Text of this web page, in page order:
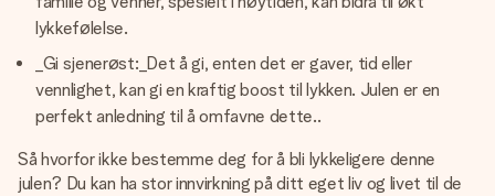
lykkefølelse.
_Gi sjenerøst:_Det å gi, enten det er gaver, tid eller
vennlighet, kan gi en kraftig boost til lykken. Julen er en
perfekt anledning til å omfavne dette..
Så hvorfor ikke bestemme deg for å bli lykkeligere denne
julen? Du kan ha stor innvirkning på ditt eget liv og livet til de